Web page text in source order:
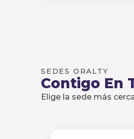
SEDES ORALTY
Contigo En
Elige la sede más